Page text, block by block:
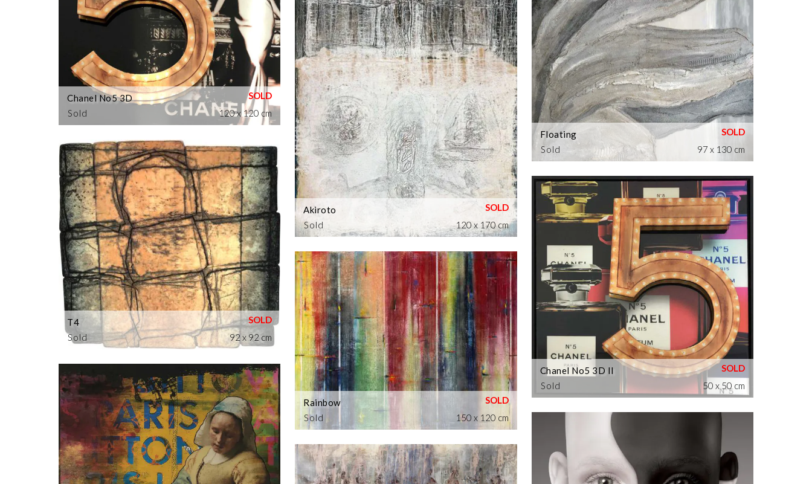
Sold
Chanel No5 3D
120 x 120 cm
Sold
T4
92 x 92 cm
Sold
Akiroto
120 x 170 cm
Sold
Rainbow
150 x 120 cm
Sold
Floating
97 x 130 cm
Sold
Chanel No5 3D II
50 x 50 cm